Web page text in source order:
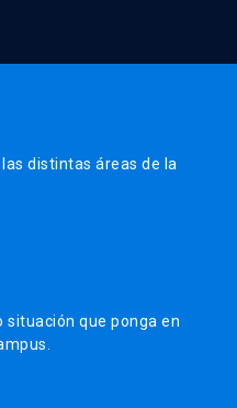
distintas áreas de la
situación que ponga en